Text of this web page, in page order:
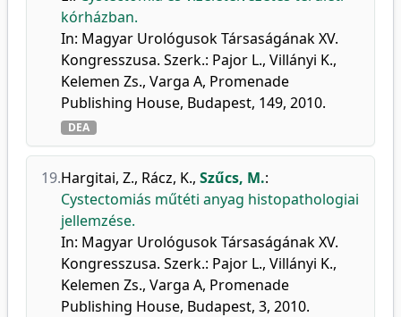
kórházban.
In: Magyar Urológusok Társaságának XV.
Kongresszusa. Szerk.: Pajor L., Villányi K.,
Kelemen Zs., Varga A, Promenade
Publishing House, Budapest, 149, 2010.
DEA
19.Hargitai, Z., Rácz, K., Szűcs, M.:
Cystectomiás műtéti anyag histopathologiai
jellemzése.
In: Magyar Urológusok Társaságának XV.
Kongresszusa. Szerk.: Pajor L., Villányi K.,
Kelemen Zs., Varga A, Promenade
Publishing House, Budapest, 3, 2010.